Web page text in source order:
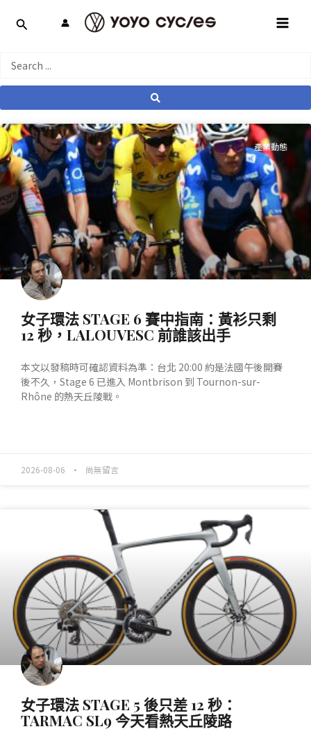
Search
產業動態
女子環法 STAGE 6 賽中指南：黃衫只剩
12 秒，LALOUVESC 前誰該出手
本文以發稿時可確認資料為準：台北 20:00 約是法國午後開賽
後不久，Stage 6 已進入 Montbrison 到 Tournon-sur-
Rhône 的熱天丘陵戰。
2026-08-06 尚無留言
女子環法 STAGE 5 後只差 12 秒：
TARMAC SL9 今天看熱天丘陵路